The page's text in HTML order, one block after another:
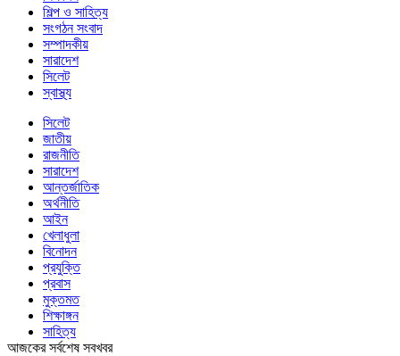
শিল্প ও সাহিত্য
সংগঠন সংবাদ
সম্পাদকীয়
সারাদেশ
সিলেট
স্বাস্থ্য
সিলেট
জাতীয়
রাজনীতি
সারাদেশ
আন্তর্জাতিক
অর্থনীতি
আইন
খেলাধুলা
বিনোদন
প্রযুক্তি
প্রবাস
মুক্তমত
শিক্ষাঙ্গন
সাহিত্য
আজকের সর্বশেষ সবখবর